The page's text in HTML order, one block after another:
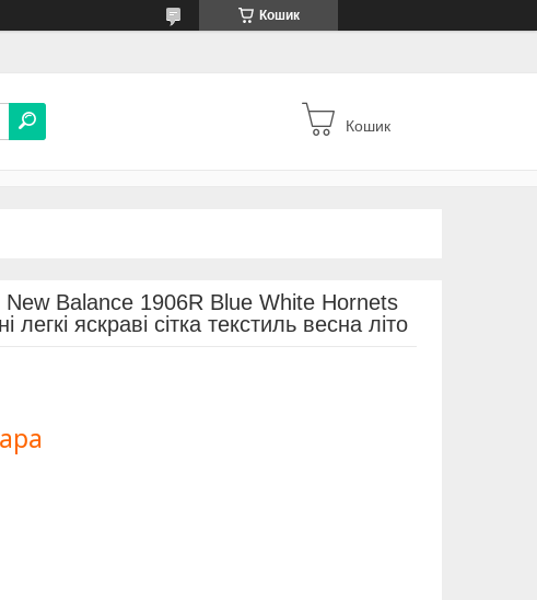
Кошик
Кошик
New Balance 1906R Blue White Hornets
яскраві сітка текстиль весна літо